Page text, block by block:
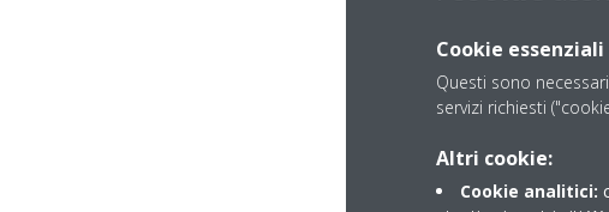
Cookie
Questi sono
servizi richiesti
Altri cookie:
Cookie analitici: